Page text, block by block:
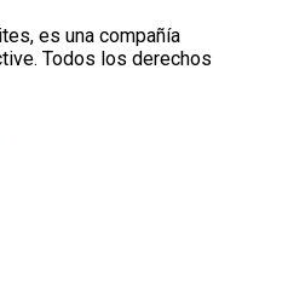
es una compañía
Todos los derechos